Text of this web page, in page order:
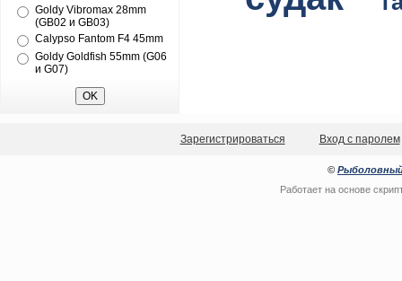
Goldy Vibromax 28mm
(GB02 и GB03)
Calypso Fantom F4 45mm
Goldy Goldfish 55mm (G06
и G07)
Зарегистрироваться Вход с паролем
© Рыболовный
Работает на основе